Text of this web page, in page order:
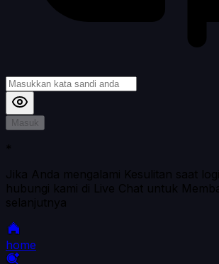
Masuk
*
Jika Anda mengalami Kesulitan saat
hubungi kami di Live Chat untuk
selanjutnya
home